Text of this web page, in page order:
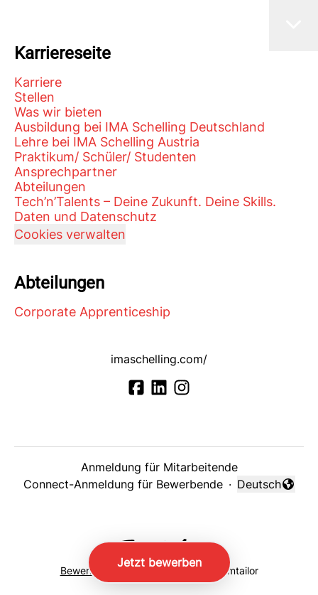
Jetzt bewerben
Karriereseite
Karriere
Stellen
Was wir bieten
Ausbildung bei IMA Schelling Deutschland
Lehre bei IMA Schelling Austria
Praktikum/ Schüler/ Studenten
Ansprechpartner
Abteilungen
Tech’n’Talents – Deine Zukunft. Deine Skills.
Daten und Datenschutz
Cookies verwalten
Abteilungen
Corporate Apprenticeship
imaschelling.com/
Anmeldung für Mitarbeitende
Connect-Anmeldung für Bewerbende ·
Sprache
Deutsch
Bewerber-Tracking-Systemvon Teamtailor